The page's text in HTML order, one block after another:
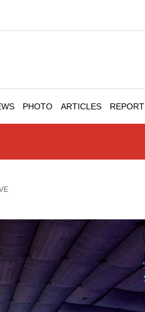
PHOTO ARTICLES REPORT